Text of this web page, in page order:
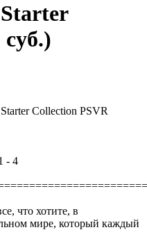
Collection PSVR
- 4
что хотите, в
мире, который каждый